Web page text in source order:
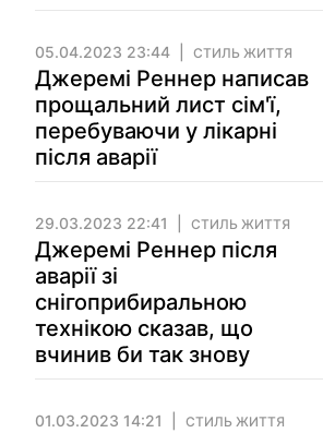
05.04.2023 23:44 СТИЛЬ ЖИТТЯ
Джеремі Реннер написав
прощальний лист сім'ї,
перебуваючи у лікарні
після аварії
29.03.2023 22:41 СТИЛЬ ЖИТТЯ
Джеремі Реннер після
аварії зі
снігоприбиральною
технікою сказав, що
вчинив би так знову
01.03.2023 14:21 СТИЛЬ ЖИТТЯ